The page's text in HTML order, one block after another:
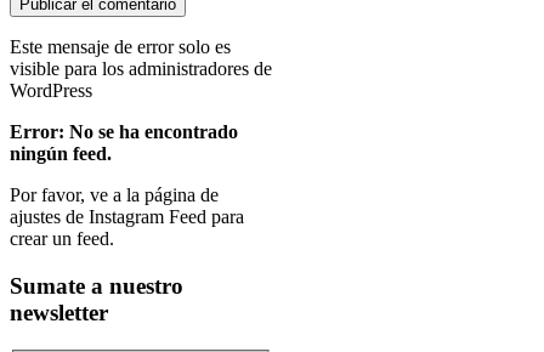
Este mensaje de error solo es
visible para los administradores de
WordPress
Error: No se ha encontrado
ningún feed.
Por favor, ve a la página de
ajustes de Instagram Feed para
crear un feed.
Sumate a nuestro
newsletter